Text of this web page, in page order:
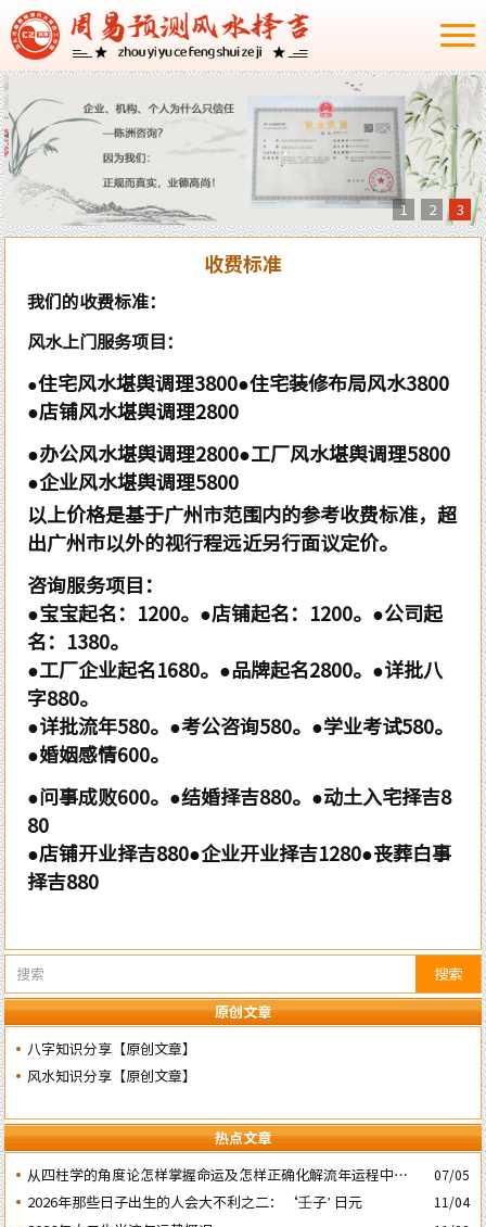
1 2 3
搜索
原创文章
八字知识分享【原创文章】
风水知识分享【原创文章】
热点文章
​从四柱学的角度论怎样掌握命运及怎样正确化解流年运程中的灾
祸
07/05
2026年那些日子出生的人会大不利之二：‘壬子’ 日元 11/04
收费标准
我们的收费标准：
风水上门服务项目：
●住宅风水堪舆调理3800●住宅装修布局风水3800
●店铺风水堪舆调理2800
●办公风水堪舆调理2800●工厂风水堪舆调理5800
●企业风水堪舆调理5800
以上价格是基于广州市范围内的参考收费标准，超
出广州市以外的视行程远近另行面议定价。
咨询服务项目：
●宝宝起名：1200。●店铺起名：1200。●公司起
名：1380。
●工厂企业起名1680。●品牌起名2800。●详批八
字880。
●详批流年580。●考公咨询580。●学业考试580。
●婚姻感情600。
●问事成败600。●结婚择吉880。●动土入宅择吉8
80
●店铺开业择吉880●企业开业择吉1280●丧葬白事
择吉880